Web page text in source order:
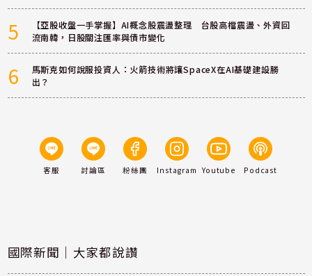
5
【亞股收盤一手掌握】AI概念股震盪整理 台股高檔震盪、外資回
流南韓，日股關注匯率與債市變化
6
馬斯克如何說服投資人：火箭技術將讓SpaceX在AI基礎建設勝
出？
客服 討論區 粉絲團 Instagram Youtube Podcast
國際新聞｜大家都說讚